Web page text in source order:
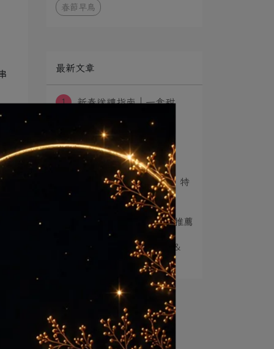
春節早鳥
最新文章
1 新春送禮指南｜一盒甜
點，把祝福送得剛剛好
2 Make a wish，Ponpie
冬⋯
🍰 Ponpie 榮獲「LINE 特
優店⋯
2025 母親節限定甜點推薦
​ 【2024 Ponpie 回顧 ＆